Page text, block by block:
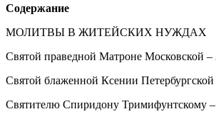
Содержание
МОЛИТВЫ В ЖИТЕЙСКИХ НУЖДАХ
Святой праведной Матроне Московской –
Святой блаженной Ксении Петербургской
Святителю Спиридону Тримифунтскому